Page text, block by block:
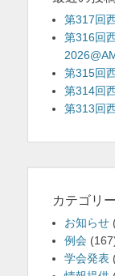
ョ
ン第317回
第316回
第315回
第314回
第313回
カテゴリー
お知らせ
例会
学会発表